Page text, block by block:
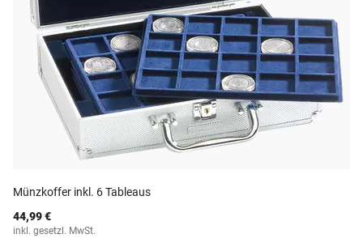
Münzkoffer inkl. 6 Tableaus
44,99 €
inkl. gesetzl. MwSt.